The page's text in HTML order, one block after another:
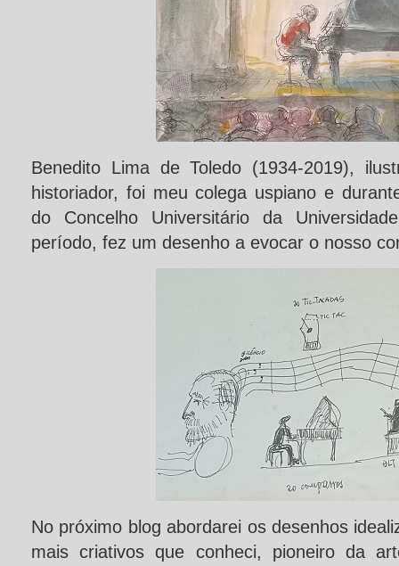
Benedito Lima de Toledo (1934-2019),
historiador, foi meu colega uspiano e
do Concelho Universitário da
período, fez um desenho a evocar o nosso
No próximo blog abordarei os desenhos
mais criativos que conheci, pioneiro da